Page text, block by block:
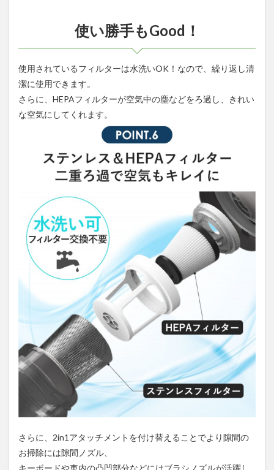
使い勝手もGood！
使用されているフィルターは水洗いOK！なので、繰り返し清
潔に使用できます。
さらに、HEPAフィルターが空気中の塵などをろ過し、きれい
な空気にしてくれます。
さらに、2in1アタッチメントを付け替えることでより隙間の
お掃除には隙間ノズル、
キーボードや車内の凸凹部分などにはブラシノズルが活躍し